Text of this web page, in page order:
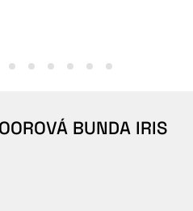
BUNDA IRIS